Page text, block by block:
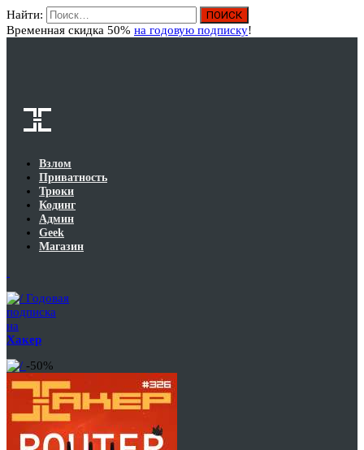
Найти:
Временная скидка 50% на годовую подписку!
Взлом
Приватность
Трюки
Кодинг
Админ
Geek
Магазин
Годовая
подписка
на
Хакер
-50%